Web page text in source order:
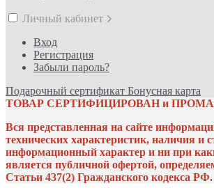
Личный кабинет
Вход
Регистрация
Забыли пароль?
Подарочный сертификат Бонусная карта
ТОВАР СЕРТИФИЦИРОВАН и
Вся представленная на сайте
технических характеристик, наличия и
информационный характер и ни при
является публичной офертой,
Статьи 437(2) Гражданского кодекса РФ.